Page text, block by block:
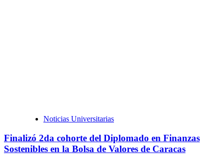
Noticias Universitarias
Finalizó 2da cohorte del Diplomado en Finanzas
Sostenibles en la Bolsa de Valores de Caracas